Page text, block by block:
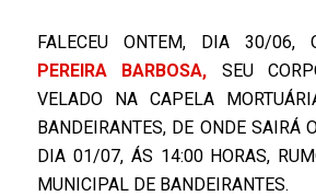
FALECEU ONTEM, DIA 30/06,
PEREIRA BARBOSA, SEU
VELADO NA CAPELA
BANDEIRANTES, DE ONDE SAIRÁ
DIA 01/07, ÁS 14:00 HORAS,
MUNICIPAL DE BANDEIRANTES.